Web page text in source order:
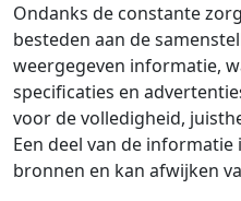
Ondanks de constante
besteden aan de
weergegeven informatie,
specificaties en
voor de volledigheid,
Een deel van de
bronnen en kan afwijken